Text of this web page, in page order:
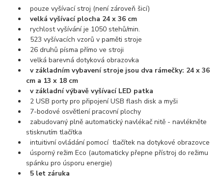
pouze vyšívací stroj (není zároveň šicí)
velká vyšívací plocha 24 x 36 cm
rychlost vyšívání je 1050 stehů/min.
523 vyšívacích vzorů v paměti stroje
26 druhů písma přímo ve stroji
velká barevná dotyková obrazovka
v základním vybavení stroje jsou dva rámečky: 24 x 36
cm a 13 x 18 cm
v základní výbavě vyšívací LED patka
2 USB porty pro připojení USB flash disk a myši
7-bodové osvětlení pracovní plochy
zabudovaný plně automatický navlékač nitě - navlékněte
stisknutím tlačítka
intuitivní ovládání pomocí tlačítek na dotykové obrazovce
úsporný režim Eco (automaticky přepne přístroj do režimu
spánku pro úsporu energie)
5 let záruka